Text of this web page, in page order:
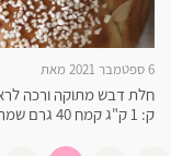
6 ספטמבר 2021 מאת
ק: 1 ק"ג קמח 40 גרם שמרים טריים 1/4 כוס סוכר לבן 3/4 כוס ש...